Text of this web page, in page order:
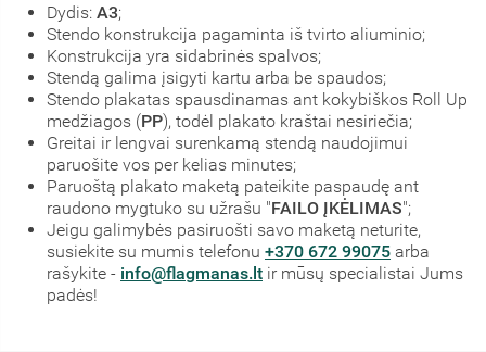
Dydis: A3;
Stendo konstrukcija pagaminta iš tvirto aliuminio;
Konstrukcija yra sidabrinės spalvos;
Stendą galima įsigyti kartu arba be spaudos;
Stendo plakatas spausdinamas ant kokybiškos Roll Up
medžiagos (PP), todėl plakato kraštai nesiriečia;
Greitai ir lengvai surenkamą stendą naudojimui
paruošite vos per kelias minutes;
Paruoštą plakato maketą pateikite paspaudę ant
raudono mygtuko su užrašu "FAILO ĮKĖLIMAS";
Jeigu galimybės pasiruošti savo maketą neturite,
susiekite su mumis telefonu +370 672 99075 arba
rašykite - info@flagmanas.lt ir mūsų specialistai Jums
padės!